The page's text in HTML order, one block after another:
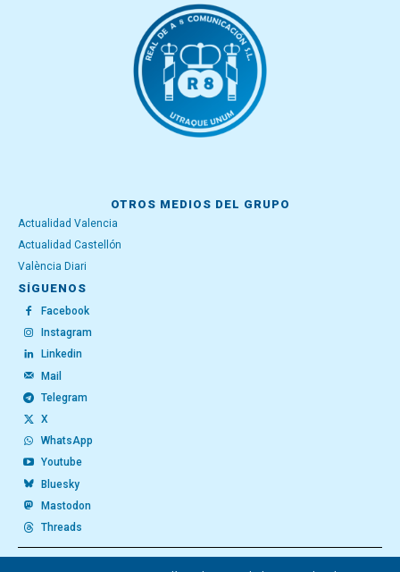
OTROS MEDIOS DEL GRUPO
Actualidad Valencia
Actualidad Castellón
València Diari
SÍGUENOS
Facebook
Instagram
Linkedin
Mail
Telegram
X
WhatsApp
Youtube
Bluesky
Mastodon
Threads